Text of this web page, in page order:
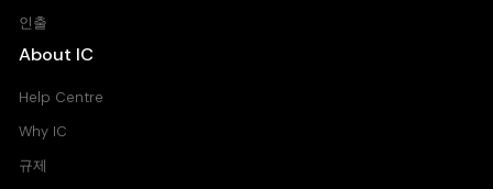
인출
About IC
Help Centre
Why IC
규제